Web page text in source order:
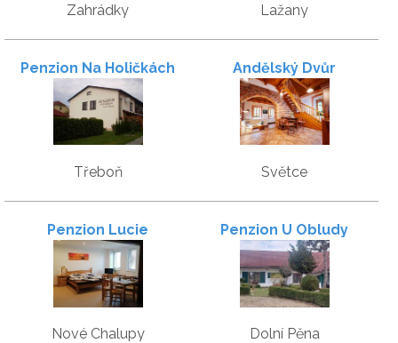
Zahrádky Lažany
Penzion Na Holičkách
Třeboň
Andělský Dvůr
Světce
Penzion Lucie
Nové Chalupy
Penzion U Obludy
Dolní Pěna